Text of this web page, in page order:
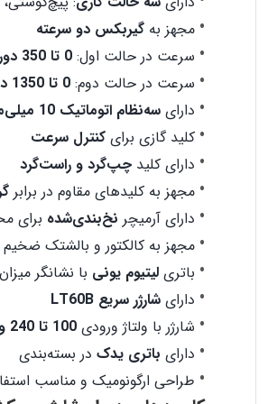
مجهز بهگیربکس دو سرعته
سرعت در حالت اول:0 تا 350 دور در دقیقه
سرعت در حالت دوم:0 تا 1350 دور در دقیقه
دارایسه‌نظام اتوماتیک 10 میلی‌متری
کلید گازی برایکنترل سرعت
دارای کلیدچپ‌گرد و راست‌گرد
مجهز به کلیدهای مقاوم در برابر
دارای آرمیچر نخ‌بندی‌شده برای
مجهز به کالکتور و بالشتک ضخیم
باتریلیتیوم یونی با نشانگر
دارایشارژر سریع LT60B
شارژر با ولتاژ ورودی100 تا 240 ولت
دارای باتری یدک در بسته‌بندی
طراحی ارگونومیک و مناسب